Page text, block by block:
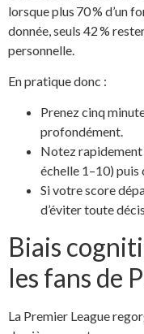
lorsque plus 70 % d’un
donnée, seuls 42 %
personnelle.
En pratique donc :
Prenez cinq
profondément.
Notez rapidement
échelle 1–10)
Si votre score
d’éviter toute
Biais
les fans de
La Premier League